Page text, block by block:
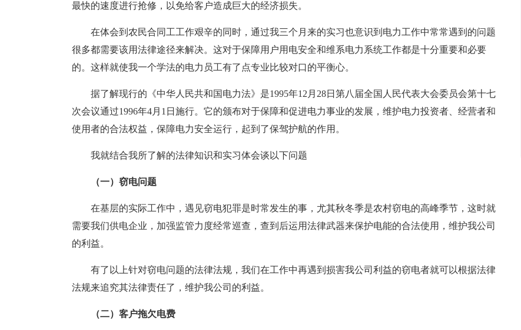
最快的速度进行抢修，以免给客户造成巨大的经济损失。
在体会到农民合同工工作艰辛的同时，通过我三个月来的实习也意识到电力工作中常常遇到的问题
很多都需要该用法律途径来解决。这对于保障用户用电安全和维系电力系统工作都是十分重要和必要
的。这样就使我一个学法的电力员工有了点专业比较对口的平衡心。
据了解现行的《中华人民共和国电力法》是1995年12月28日第八届全国人民代表大会委员会第十七
次会议通过1996年4月1日施行。它的颁布对于保障和促进电力事业的发展，维护电力投资者、经营者和
使用者的合法权益，保障电力安全运行，起到了保驾护航的作用。
我就结合我所了解的法律知识和实习体会谈以下问题
（一）窃电问题
在基层的实际工作中，遇见窃电犯罪是时常发生的事，尤其秋冬季是农村窃电的高峰季节，这时就
需要我们供电企业，加强监管力度经常巡查，查到后运用法律武器来保护电能的合法使用，维护我公司
的利益。
有了以上针对窃电问题的法律法规，我们在工作中再遇到损害我公司利益的窃电者就可以根据法律
法规来追究其法律责任了，维护我公司的利益。
（二）客户拖欠电费